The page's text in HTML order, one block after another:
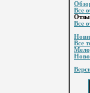
Все
Все
Все